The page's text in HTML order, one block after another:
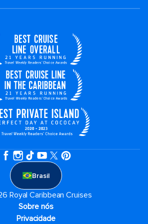
Brasil
Royal Caribbean Cruises
Sobre nós
Privacidade